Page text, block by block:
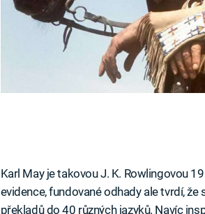
Karl May je takovou J. K. Rowlingovou
evidence, fundované odhady ale tvrdí,
překladů do 40 různých jazyků. Navíc